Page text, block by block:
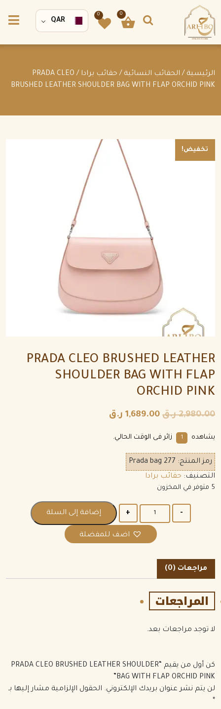
0
0
QAR
الرئيسية / الحقائب النسائية / حقائب برادا
/ PRADA CLEO
BRUSHED LEATHER SHOULDER BAG WITH FLAP ORCHID PINK
تخفيض!
PRADA CLEO BRUSHED LEATHER
SHOULDER BAG WITH FLAP
ORCHID PINK
2,980.00 ر.ق 1,689.00 ر.ق
يشاهده 1 زائر فى الوقت الحالي.
رمز المنتج: Prada bag 277
التصنيف: حقائب برادا
5 متوفر في المخزون
إضافة إلى السلة
اضف للمفضلة
مراجعات (0)
المراجعات
لا توجد مراجعات بعد.
كن أول من يقيم “PRADA CLEO BRUSHED LEATHER SHOULDER
BAG WITH FLAP ORCHID PINK”
لن يتم نشر عنوان بريدك الإلكتروني. الحقول الإلزامية مشار إليها بـ
*